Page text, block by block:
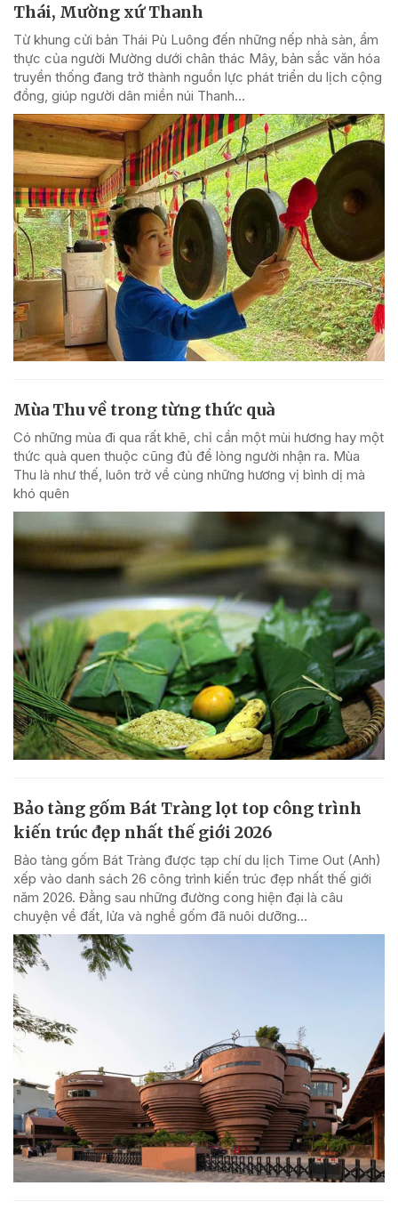
Thái, Mường xứ Thanh
Từ khung cửi bản Thái Pù Luông đến những nếp nhà sàn, ẩm
thực của người Mường dưới chân thác Mây, bản sắc văn hóa
truyền thống đang trở thành nguồn lực phát triển du lịch cộng
đồng, giúp người dân miền núi Thanh...
Mùa Thu về trong từng thức quà
Có những mùa đi qua rất khẽ, chỉ cần một mùi hương hay một
thức quà quen thuộc cũng đủ để lòng người nhận ra. Mùa
Thu là như thế, luôn trở về cùng những hương vị bình dị mà
khó quên
Bảo tàng gốm Bát Tràng lọt top công trình
kiến trúc đẹp nhất thế giới 2026
Bảo tàng gốm Bát Tràng được tạp chí du lịch Time Out (Anh)
xếp vào danh sách 26 công trình kiến trúc đẹp nhất thế giới
năm 2026. Đằng sau những đường cong hiện đại là câu
chuyện về đất, lửa và nghề gốm đã nuôi dưỡng...